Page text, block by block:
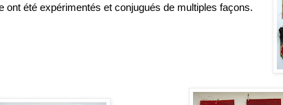
ont été expérimentés et conjugués de multiples façons.